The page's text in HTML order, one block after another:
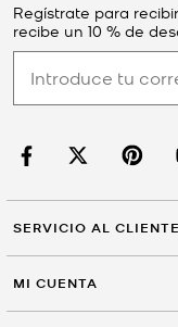
Regístrate para
recibe un 10 % de
SERVICIO AL CLIENTE
MI CUENTA